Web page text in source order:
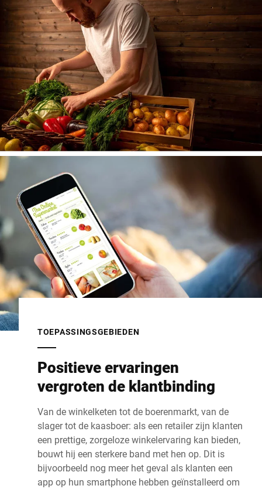
TOEPASSINGSGEBIEDEN
Positieve ervaringen
vergroten de klantbinding
Van de winkelketen tot de boerenmarkt, van de
slager tot de kaasboer: als een retailer zijn klanten
een prettige, zorgeloze winkelervaring kan bieden,
bouwt hij een sterkere band met hen op. Dit is
bijvoorbeeld nog meer het geval als klanten een
app op hun smartphone hebben geïnstalleerd om